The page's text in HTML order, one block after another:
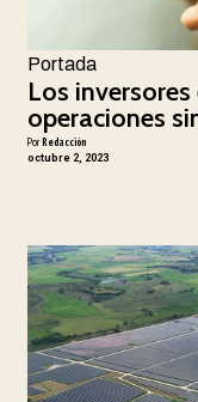
Portada
Los
operaciones
PorRedacción
octubre 2, 2023